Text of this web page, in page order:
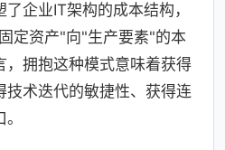
企业IT架构的成本结构，
定资产"向"生产要素"的本
，拥抱这种模式意味着获得
技术迭代的敏捷性、获得连